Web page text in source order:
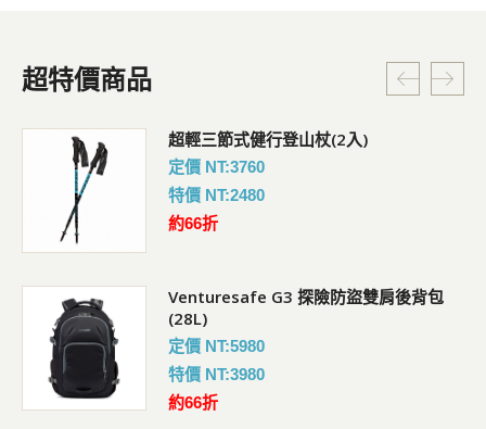
超特價商品
超輕三節式健行登山杖(2入)
定價 NT:3760
特價 NT:2480
約66折
Venturesafe G3 探險防盜雙肩後背包
(28L)
定價 NT:5980
特價 NT:3980
約66折